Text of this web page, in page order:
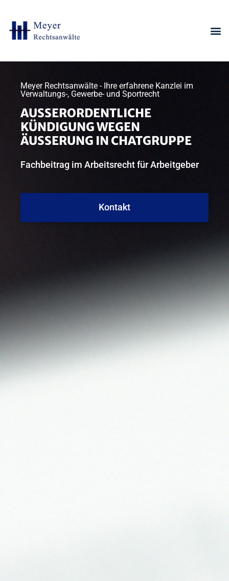
Meyer Rechtsanwälte - Ihre erfahrene Kanzlei im
Verwaltungs-, Gewerbe- und Sportrecht
AUSSERORDENTLICHE K
ÜNDIGUNG WEGEN Ä
USSERUNG IN CHATGRUPPE
Fachbeitrag im Arbeitsrecht für Arbeitgeber
Kontakt